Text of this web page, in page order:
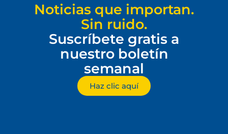
Noticias que importan.
Sin ruido.
Suscríbete gratis a
nuestro boletín
semanal
Haz clic aquí